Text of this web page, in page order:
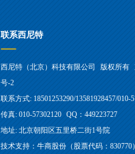
联系西尼特
西尼特（北京）科技有限公司 版权所有
号-2
联系方式: 18501253290/13581928457/010-
传真: 010-57302120 QQ：449223727
地址: 北京朝阳区五里桥二街1号院
技术支持：牛商股份（股票代码：830770